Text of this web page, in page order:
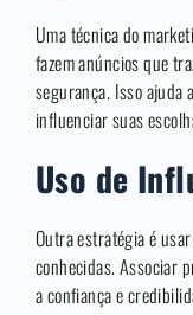
Uma técnica do
fazem anúncios que
segurança. Isso ajuda
influenciar suas
Uso de
Outra estratégia é usar
conhecidas. Associar
a confiança e